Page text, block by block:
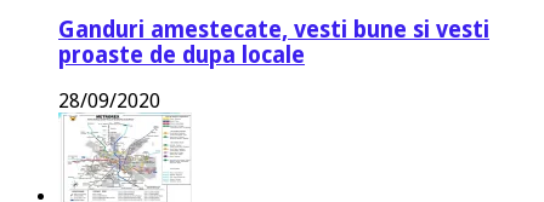
Ganduri amestecate, vesti bune si vesti
proaste de dupa locale
28/09/2020